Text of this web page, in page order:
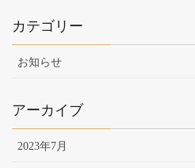
カテゴリー
お知らせ
アーカイブ
2023年7月